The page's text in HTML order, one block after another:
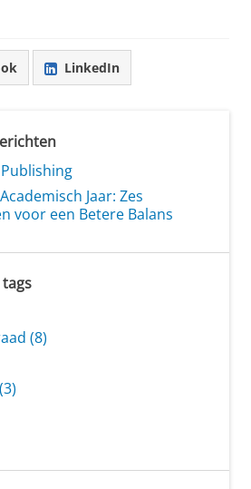
LinkedIn
Jaar: Zes
voor een Betere Balans
(8)